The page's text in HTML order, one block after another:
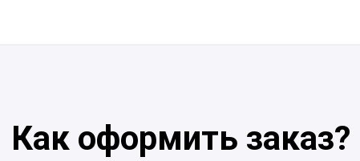
Как оформить заказ?